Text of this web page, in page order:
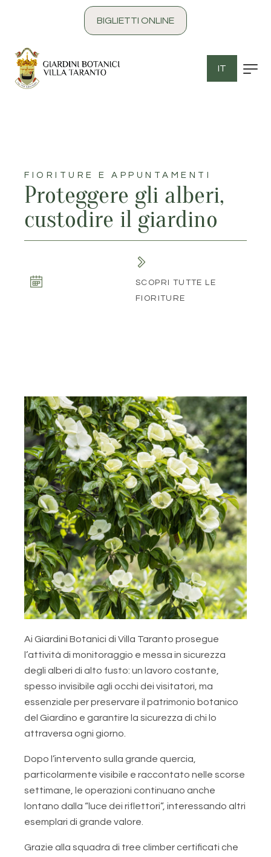
BIGLIETTI ONLINE
IT
FIORITURE E APPUNTAMENTI
Proteggere gli alberi,
custodire il giardino
SCOPRI TUTTE LE
FIORITURE
Ai Giardini Botanici di Villa Taranto prosegue
l’attività di monitoraggio e messa in sicurezza
degli alberi di alto fusto: un lavoro costante,
spesso invisibile agli occhi dei visitatori, ma
essenziale per preservare il patrimonio botanico
del Giardino e garantire la sicurezza di chi lo
attraversa ogni giorno.
Dopo l’intervento sulla grande quercia,
particolarmente visibile e raccontato nelle scorse
settimane, le operazioni continuano anche
lontano dalla “luce dei riflettori”, interessando altri
esemplari di grande valore.
Grazie alla squadra di tree climber certificati che